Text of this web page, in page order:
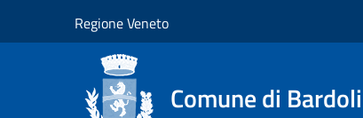
Regione Veneto
Comune di